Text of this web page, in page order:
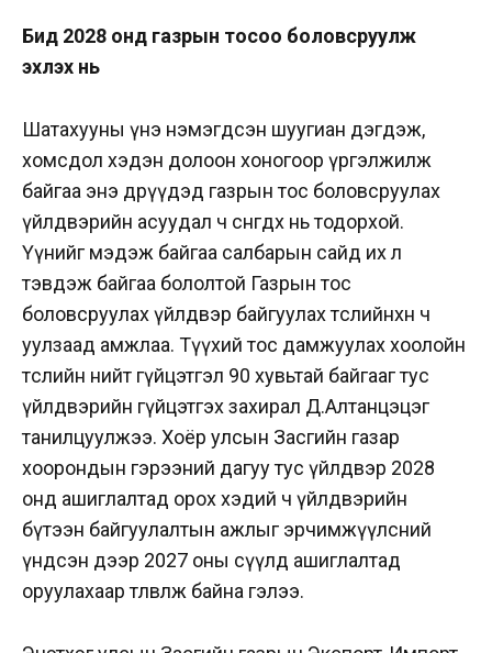
Бид 2028 онд газрын тосоо боловсруулж
эхлэх нь
Шатахууны үнэ нэмэгдсэн шуугиан дэгдэж,
хомсдол хэдэн долоон хоногоор үргэлжилж
байгаа энэ өдрүүдэд газрын тос боловсруулах
үйлдвэрийн асуудал ч сөнөгдөх нь тодорхой.
Үүнийг мэдэж байгаа салбарын сайд их л
тэвдэж байгаа бололтой Газрын тос
боловсруулах үйлдвэр байгуулах төслийнхөн ч
уулзаад амжлаа. Түүхий тос дамжуулах хоолойн
төслийн нийт гүйцэтгэл 90 хувьтай байгааг тус
үйлдвэрийн гүйцэтгэх захирал Д.Алтанцэцэг
танилцуулжээ. Хоёр улсын Засгийн газар
хоорондын гэрээний дагуу тус үйлдвэр 2028
онд ашиглалтад орох хэдий ч үйлдвэрийн
бүтээн байгуулалтын ажлыг эрчимжүүлсний
үндсэн дээр 2027 оны сүүлд ашиглалтад
оруулахаар төлөвлөж байна гэлээ.